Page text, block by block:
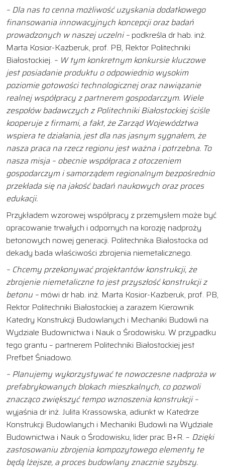
– Dla nas to cenna możliwość uzyskania dodatkowego
finansowania innowacyjnych koncepcji oraz badań
prowadzonych w naszej uczelni – podkreśla dr hab. inż.
Marta Kosior-Kazberuk, prof. PB, Rektor Politechniki
Białostockiej. – W tym konkretnym konkursie kluczowe
jest posiadanie produktu o odpowiednio wysokim
poziomie gotowości technologicznej oraz nawiązanie
realnej współpracy z partnerem gospodarczym. Wiele
zespołów badawczych z Politechniki Białostockiej ściśle
kooperuje z firmami, a fakt, że Zarząd Województwa
wspiera te działania, jest dla nas jasnym sygnałem, że
nasza praca na rzecz regionu jest ważna i potrzebna. To
nasza misja – obecnie współpraca z otoczeniem
gospodarczym i samorządem regionalnym bezpośrednio
przekłada się na jakość badań naukowych oraz proces
edukacji.
Przykładem wzorowej współpracy z przemysłem może być
opracowanie trwałych i odpornych na korozję nadproży
betonowych nowej generacji. Politechnika Białostocka od
dekady bada właściwości zbrojenia niemetalicznego.
– Chcemy przekonywać projektantów konstrukcji, że
zbrojenie niemetaliczne to jest przyszłość konstrukcji z
betonu – mówi dr hab. inż. Marta Kosior-Kazberuk, prof. PB,
Rektor Politechniki Białostockiej a zarazem Kierownik
Katedry Konstrukcji Budowlanych i Mechaniki Budowli na
Wydziale Budownictwa i Nauk o Środowisku. W przypadku
tego grantu – partnerem Politechniki Białostockiej jest
Prefbet Śniadowo.
– Planujemy wykorzystywać te nowoczesne nadproża w
prefabrykowanych blokach mieszkalnych, co pozwoli
znacząco zwiększyć tempo wznoszenia konstrukcji –
wyjaśnia dr inż. Julita Krassowska, adiunkt w Katedrze
Konstrukcji Budowlanych i Mechaniki Budowli na Wydziale
Budownictwa i Nauk o Środowisku, lider prac B+R. – Dzięki
zastosowaniu zbrojenia kompozytowego elementy te
będą lżejsze, a proces budowlany znacznie szybszy.